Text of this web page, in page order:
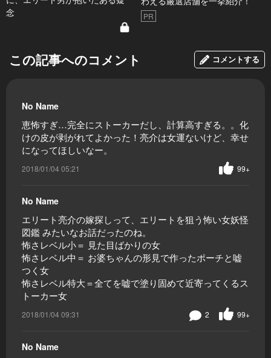
念
PR
この記事へのコメント コメントする
No Name
恵怖すぎ…完全にストーカーだし、計算高すぎる。。化
けの皮が剥がれてよかった！亮介は女運ないけど、幸せ
になってほしいなー。
2018/01/04 05:21 99+
No Name
エリート亮介の嫁探しって、エリートを狙う怖い女妖怪
図鑑 みたいなお話だったのね。
怖さレベル小＝ 見た目ばかりの女
怖さレベル中＝ お婆ちゃんの形見で作ったポーチと嘘
つく女
怖さレベル特大＝全てを嘘で塗り固めて近寄ってくるス
トーカー女
2018/01/04 09:31 99+
2
No Name